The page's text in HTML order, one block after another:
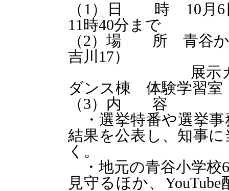
（1）日 時 10月6
11時40分まで
（2）場 所 青谷か
吉川17）
展示
ダンス棟 体験学習室
（3）内 容
・選挙特番や選挙事
結果を公表し、知事
く。
・地元の青谷小学校
見守るほか、